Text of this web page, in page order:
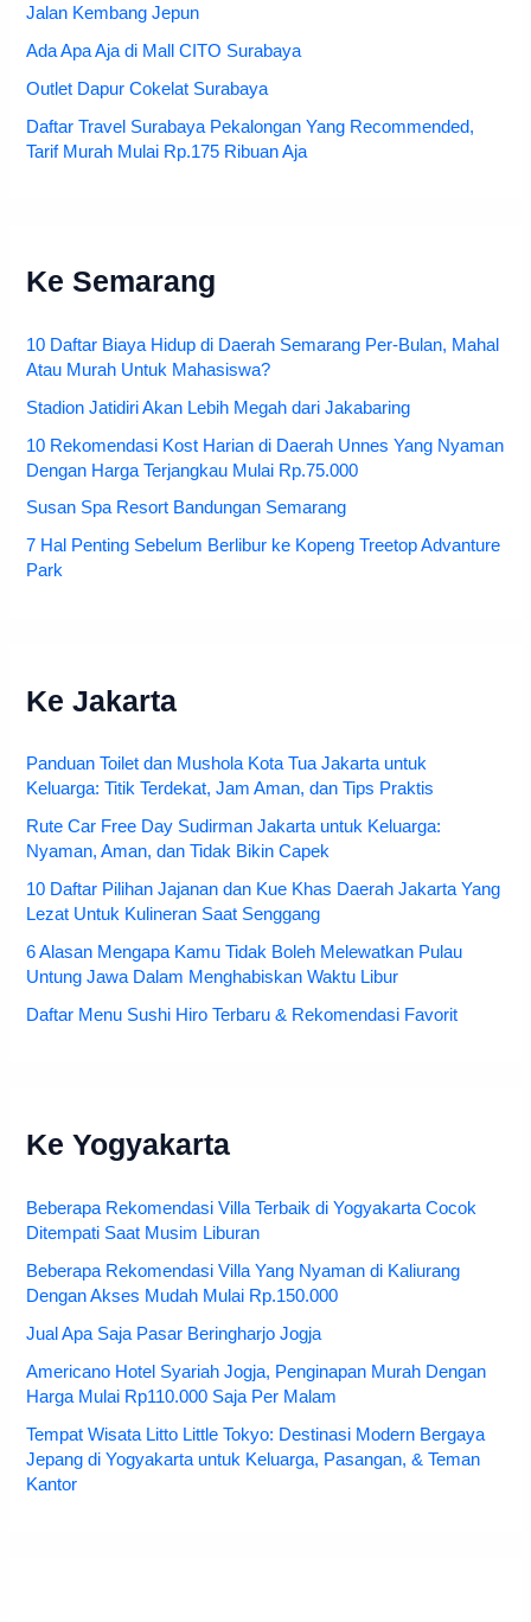
Jalan Kembang Jepun
Ada Apa Aja di Mall CITO Surabaya
Outlet Dapur Cokelat Surabaya
Daftar Travel Surabaya Pekalongan Yang Recommended,
Tarif Murah Mulai Rp.175 Ribuan Aja
Ke Semarang
10 Daftar Biaya Hidup di Daerah Semarang Per-Bulan, Mahal
Atau Murah Untuk Mahasiswa?
Stadion Jatidiri Akan Lebih Megah dari Jakabaring
10 Rekomendasi Kost Harian di Daerah Unnes Yang Nyaman
Dengan Harga Terjangkau Mulai Rp.75.000
Susan Spa Resort Bandungan Semarang
7 Hal Penting Sebelum Berlibur ke Kopeng Treetop Advanture
Park
Ke Jakarta
Panduan Toilet dan Mushola Kota Tua Jakarta untuk
Keluarga: Titik Terdekat, Jam Aman, dan Tips Praktis
Rute Car Free Day Sudirman Jakarta untuk Keluarga:
Nyaman, Aman, dan Tidak Bikin Capek
10 Daftar Pilihan Jajanan dan Kue Khas Daerah Jakarta Yang
Lezat Untuk Kulineran Saat Senggang
6 Alasan Mengapa Kamu Tidak Boleh Melewatkan Pulau
Untung Jawa Dalam Menghabiskan Waktu Libur
Daftar Menu Sushi Hiro Terbaru & Rekomendasi Favorit
Ke Yogyakarta
Beberapa Rekomendasi Villa Terbaik di Yogyakarta Cocok
Ditempati Saat Musim Liburan
Beberapa Rekomendasi Villa Yang Nyaman di Kaliurang
Dengan Akses Mudah Mulai Rp.150.000
Jual Apa Saja Pasar Beringharjo Jogja
Americano Hotel Syariah Jogja, Penginapan Murah Dengan
Harga Mulai Rp110.000 Saja Per Malam
Tempat Wisata Litto Little Tokyo: Destinasi Modern Bergaya
Jepang di Yogyakarta untuk Keluarga, Pasangan, & Teman
Kantor